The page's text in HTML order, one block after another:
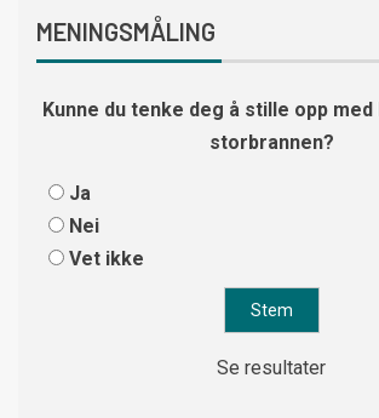
MENINGSMÅLING
Kunne du tenke deg å stille opp
storbrannen?
Ja
Nei
Vet ikke
Se resultater